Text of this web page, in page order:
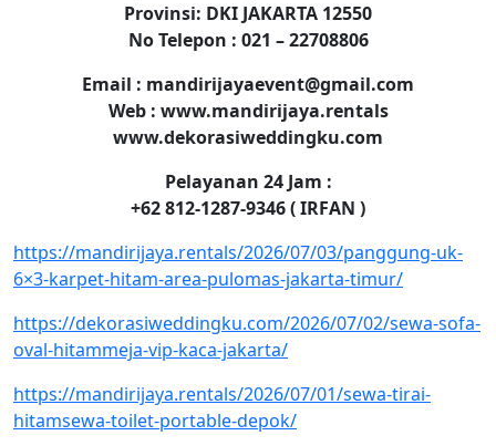
Provinsi: DKI JAKARTA 12550
No Telepon : 021 – 22708806
Email : mandirijayaevent@gmail.com
Web : www.mandirijaya.rentals
www.dekorasiweddingku.com
Pelayanan 24 Jam :
+62 812-1287-9346 ( IRFAN )
https://mandirijaya.rentals/2026/07/03/panggung-uk-
6×3-karpet-hitam-area-pulomas-jakarta-timur/
https://dekorasiweddingku.com/2026/07/02/sewa-sofa-
oval-hitammeja-vip-kaca-jakarta/
https://mandirijaya.rentals/2026/07/01/sewa-tirai-
hitamsewa-toilet-portable-depok/